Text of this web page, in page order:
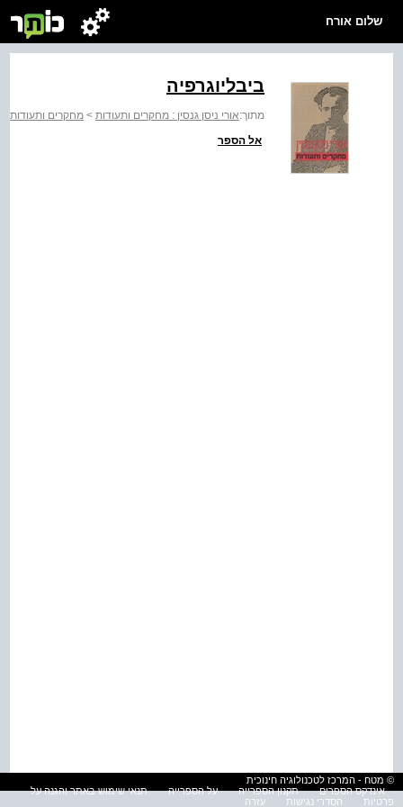
שלום אורח
ביבליוגרפיה
מתוך:אורי ניסן גנסין : מחקרים ותעודות > מחקרים ותעודות
אל הספר
© מטח - המרכז לטכנולוגיה חינוכית
אינדקס הספרים
תקנון הספרייה על הספרייה
תנאי שימוש באתר והגנה על
פרטיות
הסדרי נגישות עזרה